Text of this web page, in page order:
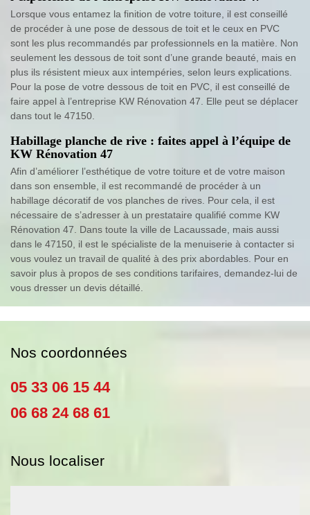
Lorsque vous entamez la finition de votre toiture, il est conseillé
de procéder à une pose de dessous de toit et le ceux en PVC
sont les plus recommandés par professionnels en la matière. Non
seulement les dessous de toit sont d’une grande beauté, mais en
plus ils résistent mieux aux intempéries, selon leurs explications.
Pour la pose de votre dessous de toit en PVC, il est conseillé de
faire appel à l’entreprise KW Rénovation 47. Elle peut se déplacer
dans tout le 47150.
Habillage planche de rive : faites appel à l’équipe de
KW Rénovation 47
Afin d’améliorer l’esthétique de votre toiture et de votre maison
dans son ensemble, il est recommandé de procéder à un
habillage décoratif de vos planches de rives. Pour cela, il est
nécessaire de s’adresser à un prestataire qualifié comme KW
Rénovation 47. Dans toute la ville de Lacaussade, mais aussi
dans le 47150, il est le spécialiste de la menuiserie à contacter si
vous voulez un travail de qualité à des prix abordables. Pour en
savoir plus à propos de ses conditions tarifaires, demandez-lui de
vous dresser un devis détaillé.
Nos coordonnées
05 33 06 15 44
06 68 24 68 61
Nous localiser